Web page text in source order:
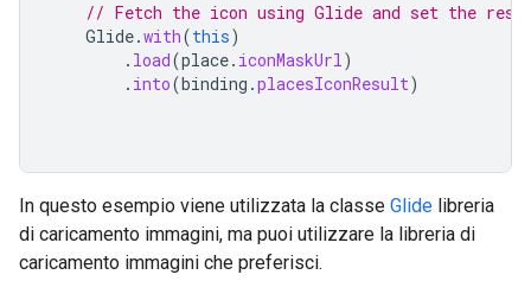
// Fetch the icon using Glide and set the
Glide.with(this)
. load(place. iconMaskUrl)
. into(binding .placesIconResult)
In questo esempio viene utilizzata la classe Glide libreria
di caricamento immagini, ma puoi utilizzare la libreria di
caricamento immagini che preferisci.